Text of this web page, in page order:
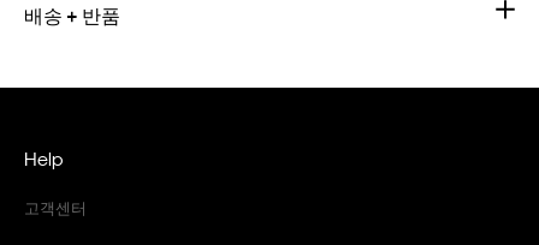
배송 + 반품
Help
고객센터